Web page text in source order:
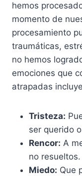
hemos
momento de
procesamiento
traumáticas,
no hemos
emociones que
atrapadas
Tristeza:
ser querido
Rencor: A
no resueltos.
Miedo: Que